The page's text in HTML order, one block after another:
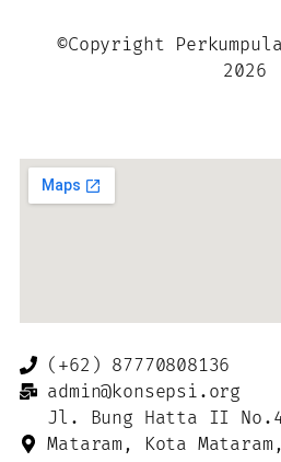
©Copyright
2026
(+62) 87770808136
admin@konsepsi.org
Jl. Bung Hatta II
Mataram, Kota